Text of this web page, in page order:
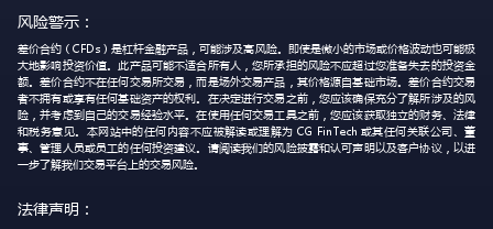
风险警示：
差价合约（CFDs）是杠杆金融产品，可能涉及高风险。即使是微小的市场或价格波动也可能极
大地影响投资价值。此产品可能不适合所有人，您所承担的风险不应超过您准备失去的投资金
额。差价合约不在任何交易所交易，而是场外交易产品，其价格源自基础市场。差价合约交易
者不拥有或享有任何基础资产的权利。在决定进行交易之前，您应该确保充分了解所涉及的风
险，并考虑到自己的交易经验水平。在使用任何交易工具之前，您应该获取独立的财务、法律
和税务意见。本网站中的任何内容不应被解读或理解为 CG FinTech 或其任何关联公司、董
事、管理人员或员工的任何投资建议。请阅读我们的风险披露和认可声明以及客户协议，以进
一步了解我们交易平台上的交易风险。
法律声明：